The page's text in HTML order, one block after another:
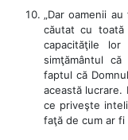
„Dar oamenii
căutat cu
capacităţile
simţământul
faptul că
această lucrare.
ce priveşte
faţă de cum ar fi